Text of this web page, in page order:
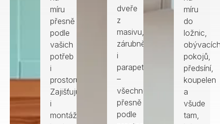
míru
přesně
podle
vašich
potřeb
i
prostoru.
Zajišťuju
i
montáže
dveře
z
masivu,
zárubně
i
parapety
–
všechno
přesně
podle
míru
do
ložnic,
pokojů,
předsíní,
koupelen
a
všude
tam,